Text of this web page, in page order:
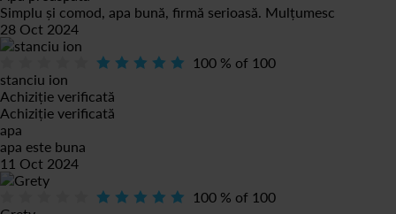
Simplu și comod, apa bună, firmă serioasă. Mulțumesc
28 Oct 2024
100 % of 100
stanciu ion
Achiziție verificată
Achiziție verificată
apa
apa este buna
11 Oct 2024
100 % of 100